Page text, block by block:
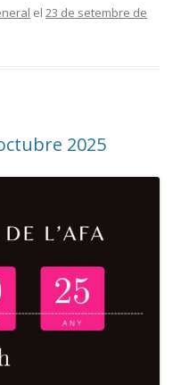
el 23 de setembre de
2025